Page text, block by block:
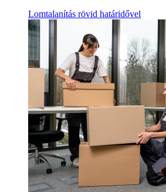
Lomtalanítás rövid határidővel